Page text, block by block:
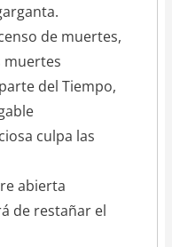
de muertes,
muertes
del Tiempo,
culpa las
abierta
de restañar el